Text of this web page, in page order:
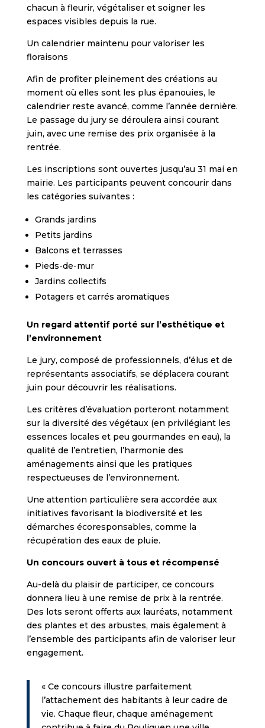
chacun à fleurir, végétaliser et soigner les
espaces visibles depuis la rue.
Un calendrier maintenu pour valoriser les
floraisons
Afin de profiter pleinement des créations au
moment où elles sont les plus épanouies, le
calendrier reste avancé, comme l’année dernière.
Le passage du jury se déroulera ainsi courant
juin, avec une remise des prix organisée à la
rentrée.
Les inscriptions sont ouvertes jusqu’au 31 mai en
mairie. Les participants peuvent concourir dans
les catégories suivantes :
Grands jardins
Petits jardins
Balcons et terrasses
Pieds-de-mur
Jardins collectifs
Potagers et carrés aromatiques
Un regard attentif porté sur l’esthétique et
l’environnement
Le jury, composé de professionnels, d’élus et de
représentants associatifs, se déplacera courant
juin pour découvrir les réalisations.
Les critères d’évaluation porteront notamment
sur la diversité des végétaux (en privilégiant les
essences locales et peu gourmandes en eau), la
qualité de l’entretien, l’harmonie des
aménagements ainsi que les pratiques
respectueuses de l’environnement.
Une attention particulière sera accordée aux
initiatives favorisant la biodiversité et les
démarches écoresponsables, comme la
récupération des eaux de pluie.
Un concours ouvert à tous et récompensé
Au-delà du plaisir de participer, ce concours
donnera lieu à une remise de prix à la rentrée.
Des lots seront offerts aux lauréats, notamment
des plantes et des arbustes, mais également à
l’ensemble des participants afin de valoriser leur
engagement.
« Ce concours illustre parfaitement
l’attachement des habitants à leur cadre de
vie. Chaque fleur, chaque aménagement